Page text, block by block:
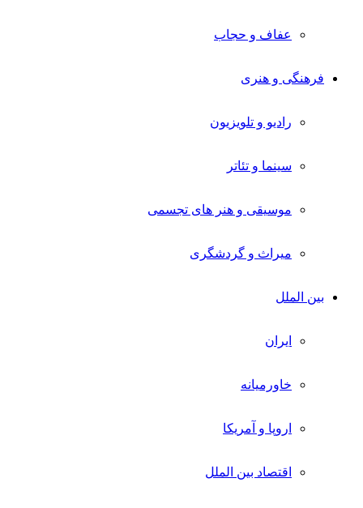
عفاف و حجاب
فرهنگی و هنری
رادیو و تلویزیون
سینما و تئاتر
موسیقی و هنر های تجسمی
میراث و گردشگری
بین الملل
ایران
خاورمیانه
اروپا و آمریکا
اقتصاد بین الملل